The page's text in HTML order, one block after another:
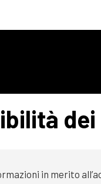
dei
in merito